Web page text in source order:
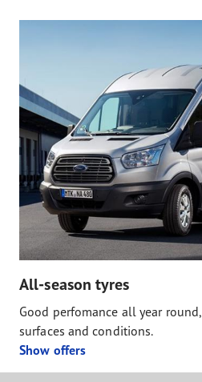
All-season tyres
Good perfomance all year
surfaces and conditions.
Show offers